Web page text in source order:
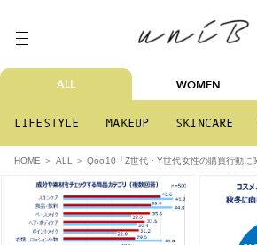
ALL WOMEN
LIFESTYLE MAKEUP SKINCARE
HOME ALL
Qoo10「Z世代・Y世代女性の購買行動に
買う」。理由「納得して購入できるから」 特にチェックす
スメ一式の平均予算Z世代は6,541円！Y世代はスキンケアの